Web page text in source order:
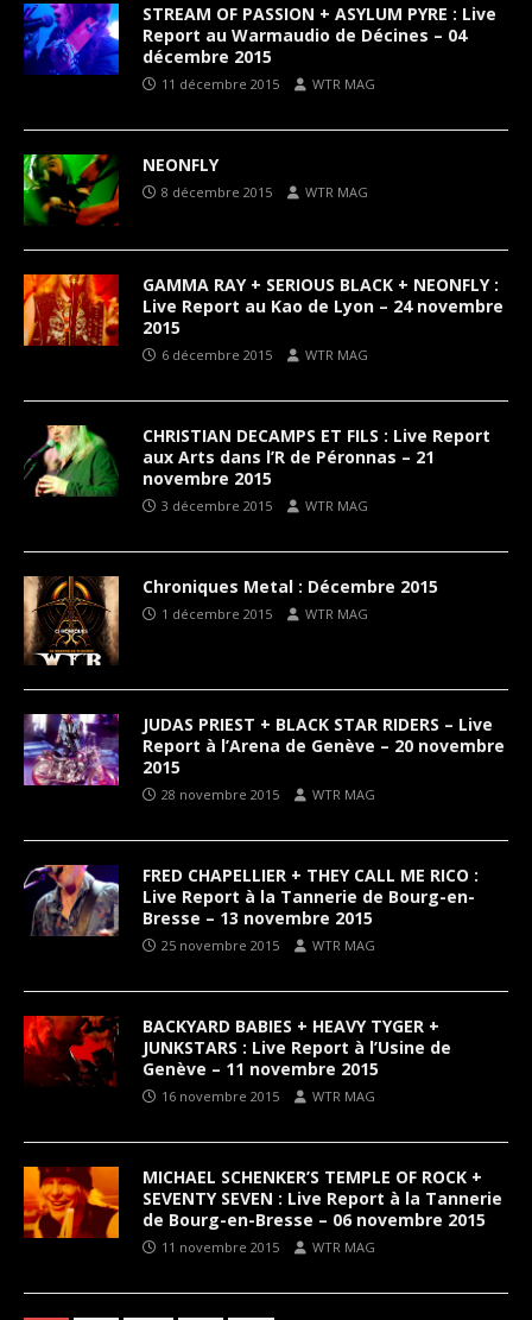
STREAM OF PASSION + ASYLUM PYRE : Live
Report au Warmaudio de Décines – 04
décembre 2015
11 décembre 2015 WTR MAG
NEONFLY
8 décembre 2015 WTR MAG
GAMMA RAY + SERIOUS BLACK + NEONFLY :
Live Report au Kao de Lyon – 24 novembre
2015
6 décembre 2015 WTR MAG
CHRISTIAN DECAMPS ET FILS : Live Report
aux Arts dans l’R de Péronnas – 21
novembre 2015
3 décembre 2015 WTR MAG
Chroniques Metal : Décembre 2015
1 décembre 2015 WTR MAG
JUDAS PRIEST + BLACK STAR RIDERS – Live
Report à l’Arena de Genève – 20 novembre
2015
28 novembre 2015 WTR MAG
FRED CHAPELLIER + THEY CALL ME RICO :
Live Report à la Tannerie de Bourg-en-
Bresse – 13 novembre 2015
25 novembre 2015 WTR MAG
BACKYARD BABIES + HEAVY TYGER +
JUNKSTARS : Live Report à l’Usine de
Genève – 11 novembre 2015
16 novembre 2015 WTR MAG
MICHAEL SCHENKER’S TEMPLE OF ROCK +
SEVENTY SEVEN : Live Report à la Tannerie
de Bourg-en-Bresse – 06 novembre 2015
11 novembre 2015 WTR MAG